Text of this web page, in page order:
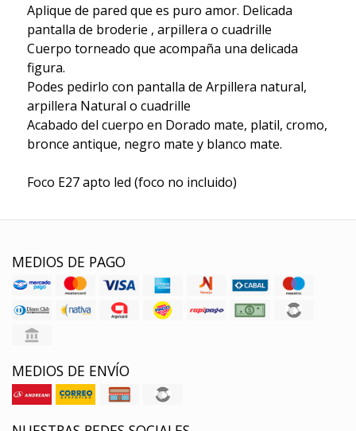
Aplique de pared que es puro amor. Delicada
pantalla de broderie , arpillera o cuadrille
Cuerpo torneado que acompaña una delicada
figura.
Podes pedirlo con pantalla de Arpillera natural,
arpillera Natural o cuadrille
Acabado del cuerpo en Dorado mate, platil, cromo,
bronce antique, negro mate y blanco mate.
Foco E27 apto led (foco no incluido)
MEDIOS DE PAGO
MEDIOS DE ENVÍO